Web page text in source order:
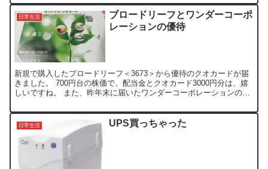
日常生活
ブロードリーフとワンダーコーポ
レーションの優待
新規で購入したブロードリーフ＜3673＞から優待のクオカードが届
きました。 700円台の株価で、配当金とクオカード3000円分は、嬉
しいですね。 また、昨年末に届いたワンダーコーポレーションの優
日常生活 UPS買っちゃった